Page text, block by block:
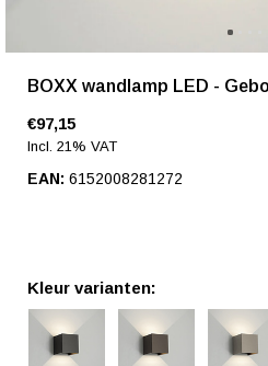
BOXX wandlamp LED -
€97,15
Incl. 21% VAT
EAN: 6152008281272
Kleur varianten: